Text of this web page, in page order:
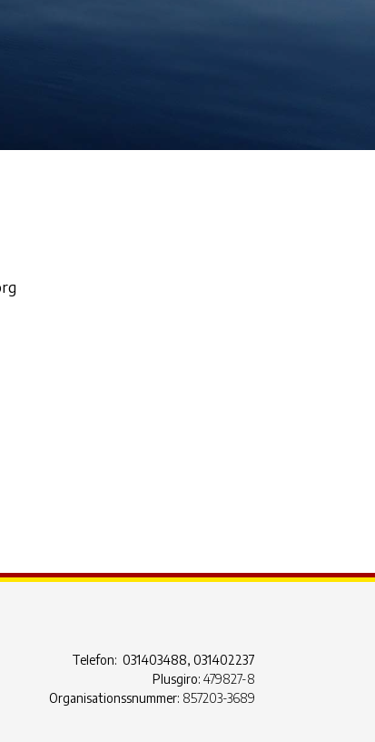
Telefon: 031403488, 031402237
Plusgiro: 479827-8
Organisationssnummer: 857203-3689